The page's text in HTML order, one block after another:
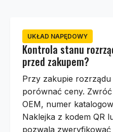
UKŁAD NAPĘDOWY
Kontrola stanu
przed zakupem?
Przy zakupie
porównać ceny.
OEM, numer
Naklejka z kodem QR
pozwala